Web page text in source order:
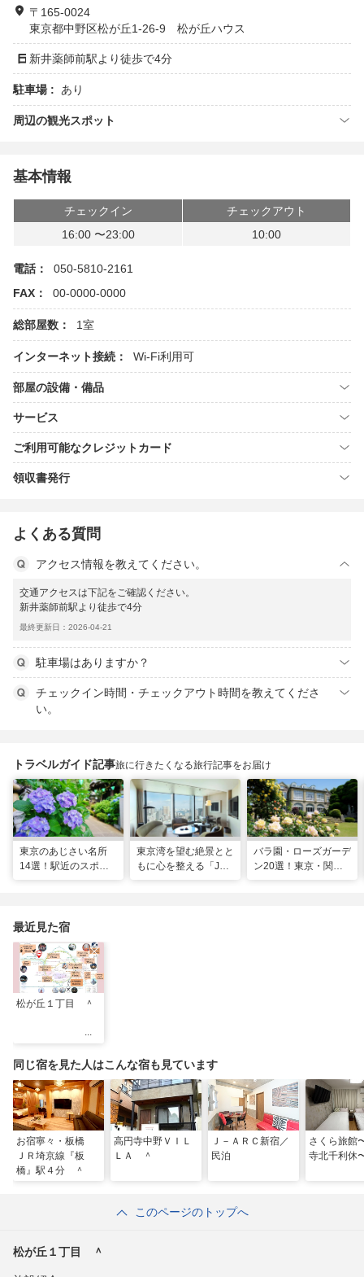
〒165-0024
東京都中野区松が丘1-26-9 松が丘ハウス
新井薬師前駅より徒歩で4分
駐車場 : あり
周辺の観光スポット
基本情報
チェックイン
チェックアウト
16:00 〜23:00
10:00
電話：
050-5810-2161
FAX：
00-0000-0000
総部屋数： 1室
インターネット接続： Wi-Fi利用可
部屋の設備・備品
サービス
ご利用可能なクレジットカード
領収書発行
よくある質問
アクセス情報を教えてください。
交通アクセスは下記をご確認ください。
新井薬師前駅より徒歩で4分
最終更新日：2026-04-21
駐車場はありますか？
チェックイン時間・チェックアウト時間を教えてくださ
い。
トラベルガイド記事旅に行きたくなる旅行記事をお届け
東京のあじさい名所
14選！駅近のスポッ
東京湾を望む絶景とと
もに心を整える「JW
バラ園・ローズガーデ
ン20選！東京・関東
最近見た宿
松が丘１丁目 ＾
同じ宿を見た人はこんな宿も見ています
お宿寧々・板橋
ＪＲ埼京線『板
橋』駅４分 ＾
高円寺中野ＶＩＬ
ＬＡ ＾
Ｊ－ＡＲＣ新宿／
民泊
さくら旅館
寺北千利
このページのトップへ
松が丘１丁目 ＾